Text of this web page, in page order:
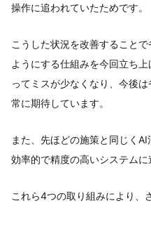
操作に追われていたためです。
こうした状況を改善すること
ようにする仕組みを今回立ち
ってミスが少なくなり、今後
常に期待しています。
また、先ほどの施策と同じく
効率的で精度の高いシステムに
これら4つの取り組みにより、